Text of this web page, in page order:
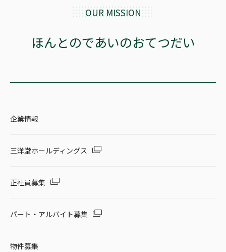
OUR MISSION
ほんとのであいのおてつだい
企業情報
三洋堂ホールディングス
正社員募集
パート・アルバイト募集
物件募集